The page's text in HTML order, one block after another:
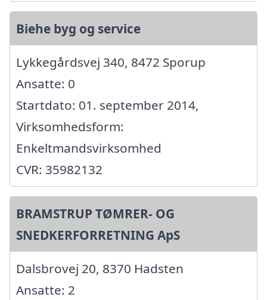
Biehe byg og service
Lykkegårdsvej 340, 8472 Sporup
Ansatte: 0
Startdato: 01. september 2014,
Virksomhedsform:
Enkeltmandsvirksomhed
CVR: 35982132
BRAMSTRUP TØMRER- OG
SNEDKERFORRETNING ApS
Dalsbrovej 20, 8370 Hadsten
Ansatte: 2